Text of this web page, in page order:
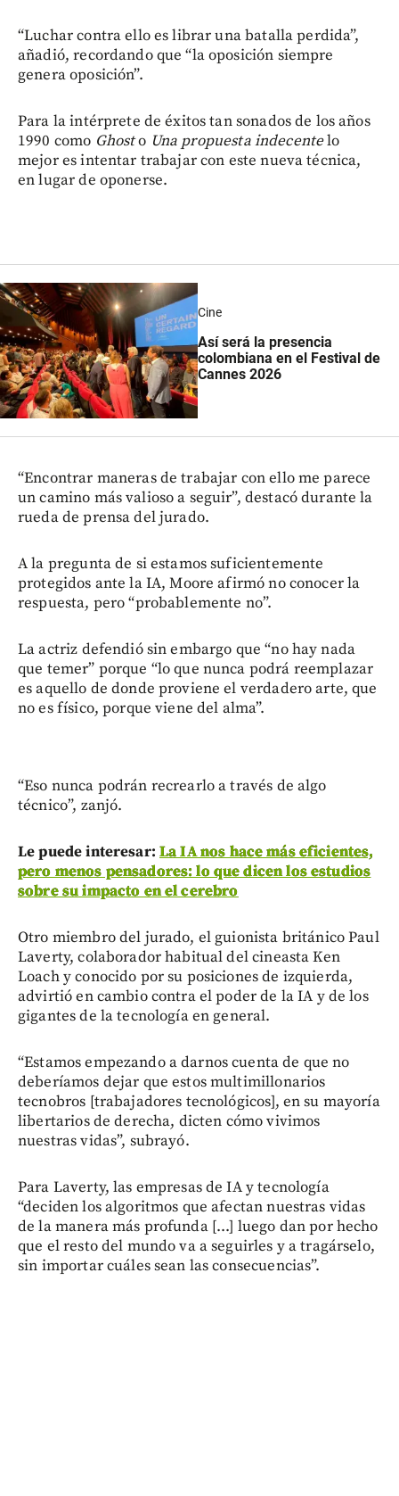
“Luchar contra ello es librar una batalla perdida”,
añadió, recordando que “la oposición siempre
genera oposición”.
Para la intérprete de éxitos tan sonados de los años
1990 como Ghosto Una propuesta indecentelo
mejor es intentar trabajar con este nueva técnica,
en lugar de oponerse.
Cine
Así será la presencia
colombiana en el Festival de
Cannes 2026
“Encontrar maneras de trabajar con ello me parece
un camino más valioso a seguir”, destacó durante la
rueda de prensa del jurado.
A la pregunta de si estamos suficientemente
protegidos ante la IA, Moore afirmó no conocer la
respuesta, pero “probablemente no”.
La actriz defendió sin embargo que “no hay nada
que temer” porque “lo que nunca podrá reemplazar
es aquello de donde proviene el verdadero arte, que
no es físico, porque viene del alma”.
“Eso nunca podrán recrearlo a través de algo
técnico”, zanjó.
Le puede interesar: La IA nos hace más eficientes,
pero menos pensadores: lo que dicen los estudios
sobre su impacto en el cerebro
Otro miembro del jurado, el guionista británico Paul
Laverty, colaborador habitual del cineasta Ken
Loach y conocido por su posiciones de izquierda,
advirtió en cambio contra el poder de la IA y de los
gigantes de la tecnología en general.
“Estamos empezando a darnos cuenta de que no
deberíamos dejar que estos multimillonarios
tecnobros [trabajadores tecnológicos], en su mayoría
libertarios de derecha, dicten cómo vivimos
nuestras vidas”, subrayó.
Para Laverty, las empresas de IA y tecnología
“deciden los algoritmos que afectan nuestras vidas
de la manera más profunda [...] luego dan por hecho
que el resto del mundo va a seguirles y a tragárselo,
sin importar cuáles sean las consecuencias”.